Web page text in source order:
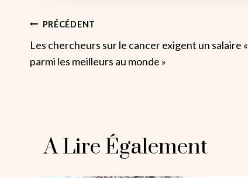
Navigation
De
PRÉCÉDENT
Les chercheurs sur le cancer exigent un salaire «
parmi les meilleurs au monde »
A Lire Également